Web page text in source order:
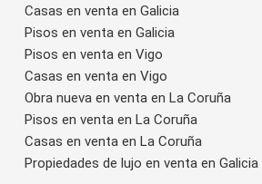
Casas en venta en Galicia
Pisos en venta en Galicia
Pisos en venta en Vigo
Casas en venta en Vigo
Obra nueva en venta en La Coruña
Pisos en venta en La Coruña
Casas en venta en La Coruña
Propiedades de lujo en venta en Galicia